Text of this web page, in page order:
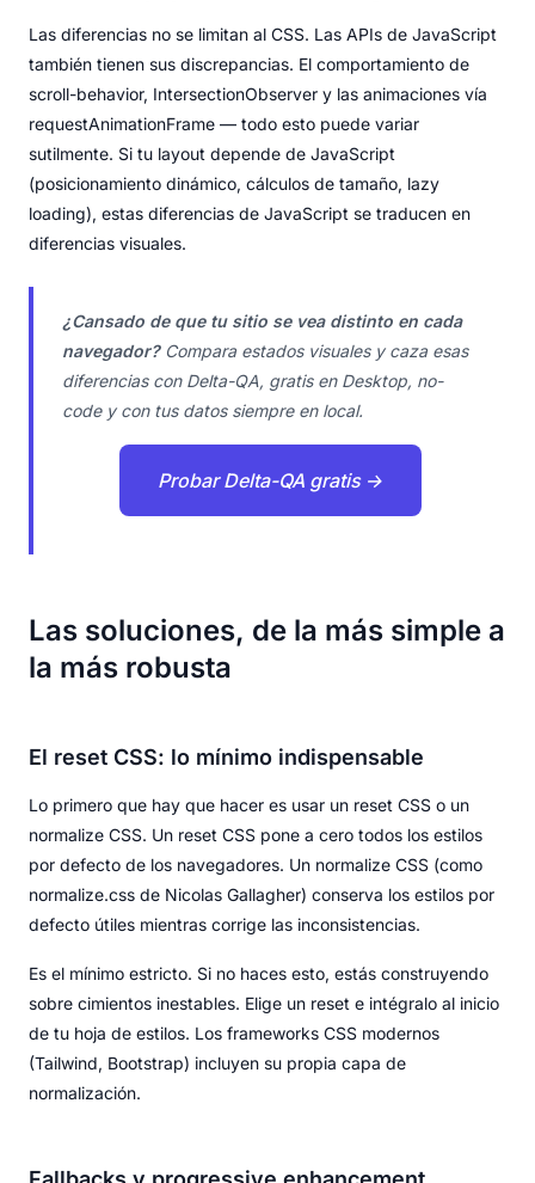
Las diferencias no se limitan al CSS. Las APIs de JavaScript
también tienen sus discrepancias. El comportamiento de
scroll-behavior, IntersectionObserver y las animaciones vía
requestAnimationFrame — todo esto puede variar
sutilmente. Si tu layout depende de JavaScript
(posicionamiento dinámico, cálculos de tamaño, lazy
loading), estas diferencias de JavaScript se traducen en
diferencias visuales.
¿Cansado de que tu sitio se vea distinto en cada
navegador?Compara estados visuales y caza esas
diferencias con Delta-QA, gratis en Desktop, no-
code y con tus datos siempre en local.
Probar Delta-QA gratis →
Las soluciones, de la más simple a
la más robusta
El reset CSS: lo mínimo indispensable
Lo primero que hay que hacer es usar un reset CSS o un
normalize CSS. Un reset CSS pone a cero todos los estilos
por defecto de los navegadores. Un normalize CSS (como
normalize.css de Nicolas Gallagher) conserva los estilos por
defecto útiles mientras corrige las inconsistencias.
Es el mínimo estricto. Si no haces esto, estás construyendo
sobre cimientos inestables. Elige un reset e intégralo al inicio
de tu hoja de estilos. Los frameworks CSS modernos
(Tailwind, Bootstrap) incluyen su propia capa de
normalización.